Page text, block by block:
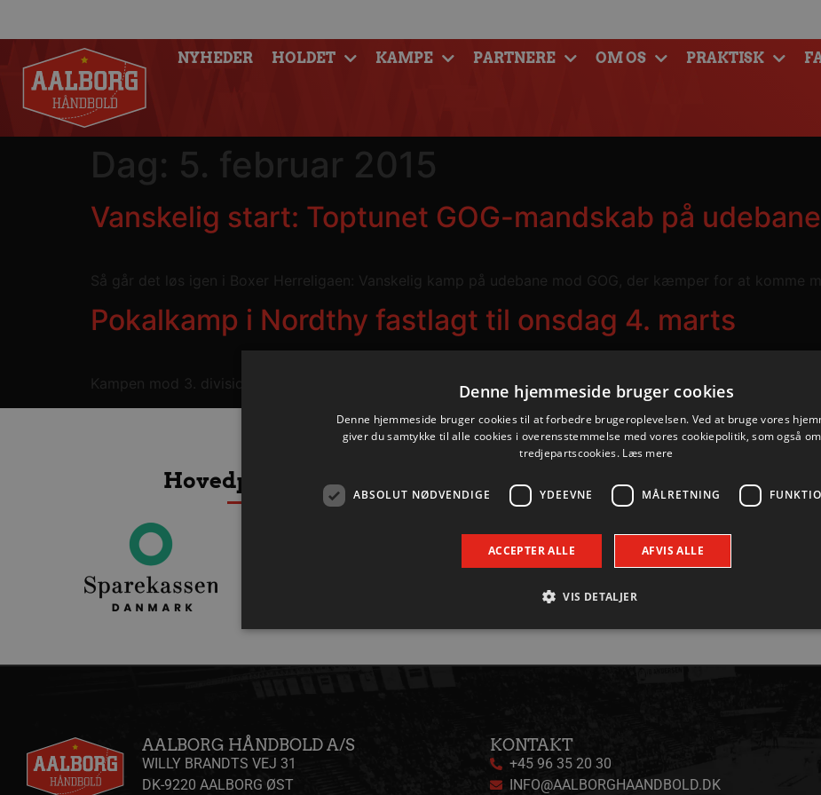
NYHEDER HOLDET KAMPE PARTNERE OM OS PRAKTISK
Dag: 5. februar 2015
Vanskelig start: Toptunet GOG-mandskab på
Så går det løs igen i Boxer Herreligaen: Vanskelig kamp på udebane mod GOG, der kæmper for at komme
Pokalkamp i Nordthy fastlagt til onsdag 4. marts
Kampen mod 3. divisionsholdet IF Nordthy spilles onsdag 4. marts kl. 19.00 i Nordthy-Hallen i Sennels ved
Hovedpartnere
AALBORG HÅNDBOLD A/S
WILLY BRANDTS VEJ 31
DK-9220 AALBORG ØST
KONTAKT
+45 96 35 20 30
INFO@AALBORGHAANDBOLD.DK
Denne hjemmeside bruger cookies
Denne hjemmeside bruger cookies til at forbedre brugeroplevelsen. Ved at bruge vores
giver du samtykke til alle cookies i overensstemmelse med vores cookiepolitik, som også
tredjepartscookies. Læs mere
ABSOLUT NØDVENDIGE YDEEVNE MÅLRETNING
ACCEPTER ALLE AFVIS ALLE
VIS DETALJER
Absolut nødvendige Ydeevne Målretning Funktionalitet
Navn Udbyder / Domæne Udløbsdato
/dyna-.*/i
.aalborghaandbold.dk Session
Til visning af hjemmesidens funktioner
_dcid
1 år 1 Denne cookie bruges til at identificere